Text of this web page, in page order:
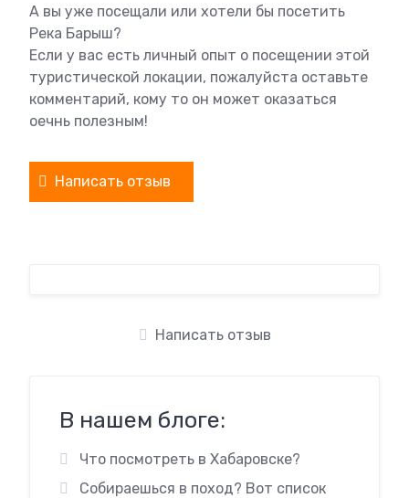
А вы уже посещали или хотели бы посетить
Река Барыш?
Если у вас есть личный опыт о посещении этой
туристической локации, пожалуйста оставьте
комментарий, кому то он может оказаться
оечнь полезным!
Написать отзыв
Написать отзыв
В нашем блоге:
Что посмотреть в Хабаровске?
Собираешься в поход? Вот список